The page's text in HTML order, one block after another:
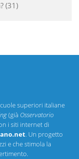
31
superiori italiane
(già Osservatorio
i siti internet di
. Un progetto
e che stimola la